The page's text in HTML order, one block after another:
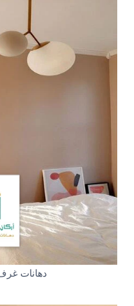
دهانات